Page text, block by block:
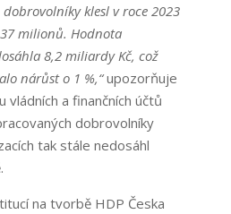
klesl v roce 2023
milionů. Hodnota
8,2 miliardy Kč, což
nárůst o 1 %,“upozorňuje
vládních a finančních účtů
dobrovolníky
tak stále nedosáhl
na tvorbě HDP Česka